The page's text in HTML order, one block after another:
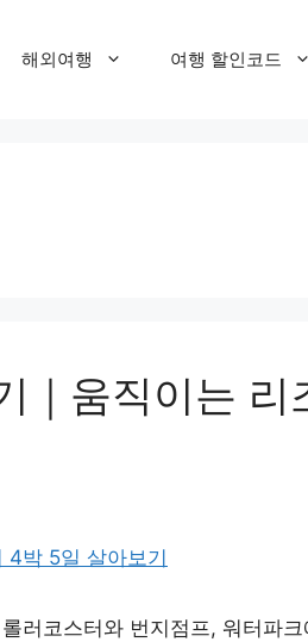
해외여행 여행 할인코드
｜움직이는 리
러코스터와 번지점프, 워터파